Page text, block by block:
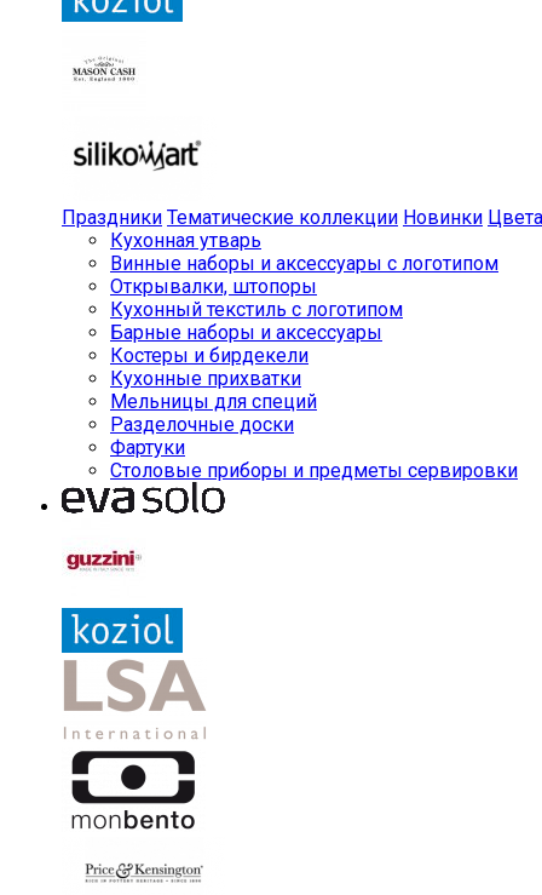
Праздники Тематические коллекции Новинки Цвета
Кухонная утварь
Винные наборы и аксессуары с логотипом
Открывалки, штопоры
Кухонный текстиль с логотипом
Барные наборы и аксессуары
Костеры и бирдекели
Кухонные прихватки
Мельницы для специй
Разделочные доски
Фартуки
Столовые приборы и предметы сервировки